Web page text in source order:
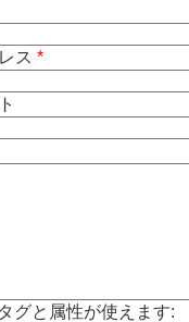
ス *
タグと属性が使えます: